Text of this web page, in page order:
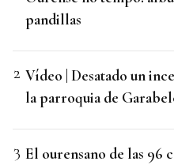
pandillas
Vídeo | Desatado un
la parroquia de
El ourensano de las 96